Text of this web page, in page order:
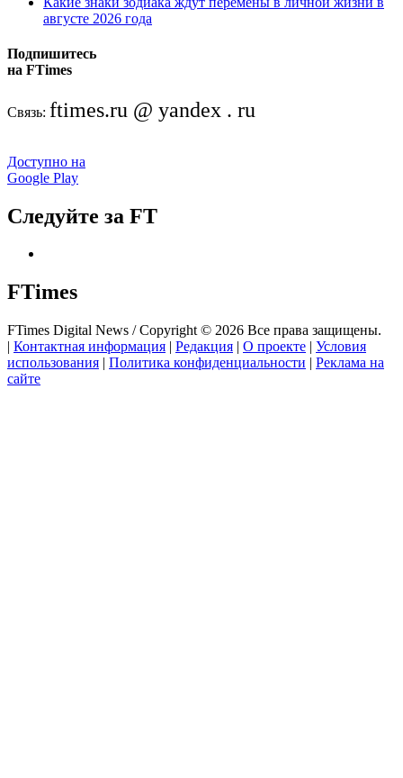
августе 2026 года
Подпишитесь
на FTimes
Связь: ftimes.ru @ yandex . ru
Доступно на
Google Play
Следуйте за FT
FTimes
FTimes Digital News / Copyright © 2026 Все права защищены.
| Контактная информация | Редакция | О проекте | Условия
использования | Политика конфиденциальности | Реклама на
сайте